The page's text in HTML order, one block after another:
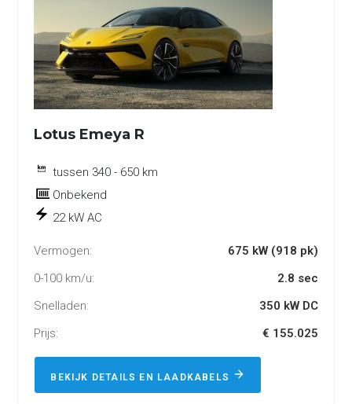
Lotus Emeya R
tussen 340 - 650 km
Onbekend
22 kW AC
Vermogen:
675 kW (918 pk)
0-100 km/u:
2.8 sec
Snelladen:
350 kW DC
Prijs:
€ 155.025
BEKIJK DETAILS EN LAADKABELS